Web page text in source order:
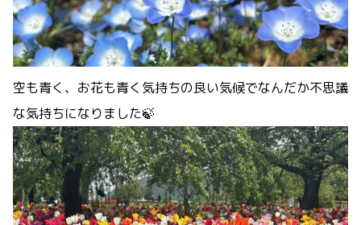
空も青く、お花も青く気持ちの良い気候でなんだか不思議
な気持ちになりました🍃